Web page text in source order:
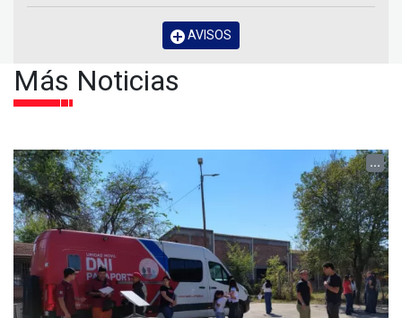
AVISOS
Más Noticias
...